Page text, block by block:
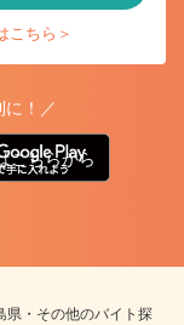
こちら＞
に！／
こちらから
県・その他のバイト探